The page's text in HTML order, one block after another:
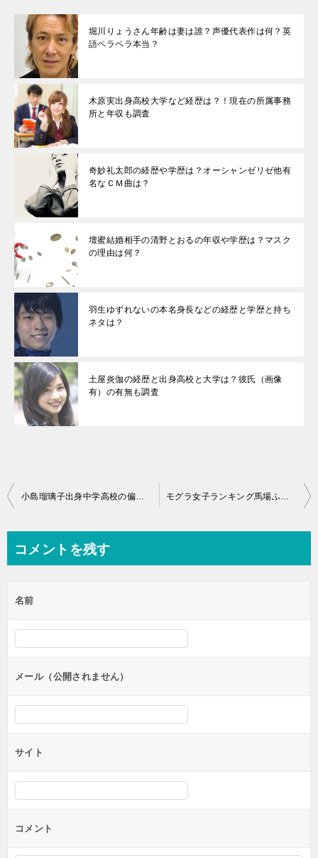
堀川りょうさん年齢は妻は誰？声優代表作は何？英
語ペラペラ本当？
木原実出身高校大学など経歴は？！現在の所属事務
所と年収も調査
奇妙礼太郎の経歴や学歴は？オーシャンゼリゼ他有
名なＣＭ曲は？
壇蜜結婚相手の清野とおるの年収や学歴は？マスク
の理由は何？
羽生ゆずれないの本名身長などの経歴と学歴と持ち
ネタは？
土屋炎伽の経歴と出身高校と大学は？彼氏（画像
有）の有無も調査
投
ビ
ー
シ
ン
小島瑠璃子出身中学高校の偏差値が凄い！某有名女優もＯＧ！ モグラ女子ランキング馬場ふみかの順位と仮面ライダー悪役時代のかわいい画像と裏話！
コメントを残す
名前
メール（公開されません）
サイト
コメント